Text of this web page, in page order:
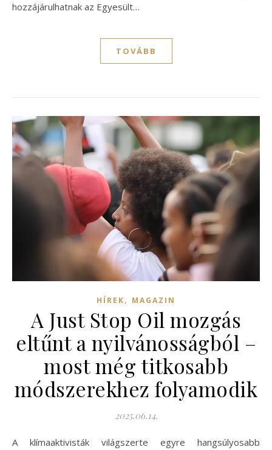
hozzájárulhatnak az Egyesült…
TOVÁBB
HÍREK, MAGAZIN
A Just Stop Oil mozgás
eltűnt a nyilvánosságból –
most még titkosabb
módszerekhez folyamodik
2025.06.14.
A klímaaktivisták világszerte egyre hangsúlyosabb